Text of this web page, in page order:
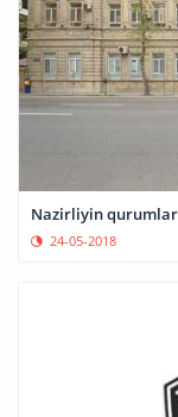
Nazirliyin
24-05-2018